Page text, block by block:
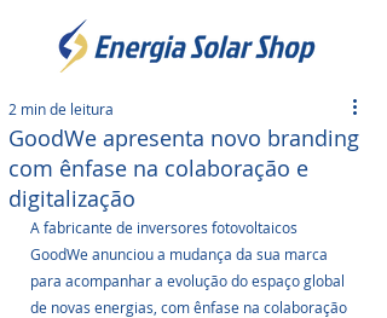
GoodWe apresenta novo branding
com ênfase na colaboração e
digitalização
2 min de leitura
A fabricante de inversores fotovoltaicos
GoodWe anunciou a mudança da sua marca
para acompanhar a evolução do espaço global
de novas energias, com ênfase na colaboração